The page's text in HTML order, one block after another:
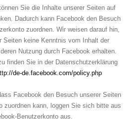
Sie die Inhalte unserer Seiten auf
Dadurch kann Facebook den Besuch
zuordnen. Wir weisen darauf hin,
Seiten keine Kenntnis vom Inhalt der
Nutzung durch Facebook erhalten.
finden Sie in der Datenschutzerklärung
de-de.facebook.com/policy.php
Facebook den Besuch unserer Seiten
zuordnen kann, loggen Sie sich bitte aus
Benutzerkonto aus.